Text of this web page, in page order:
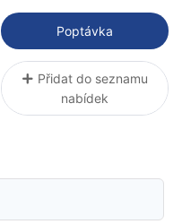
Sunwith Healthy
Poptávka
Přidat do seznamu
nabídek